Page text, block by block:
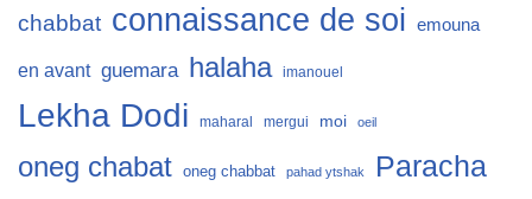
chabbat connaissance de soi emouna
en avant guemara halaha imanouel
Lekha Dodi maharal mergui moi oeil
oneg chabat oneg chabbat pahad ytshak Paracha